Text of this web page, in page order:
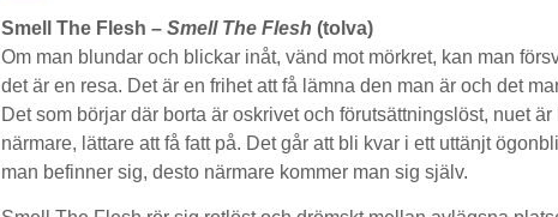
Smell The Flesh – Smell The Flesh (tolva)
Om man blundar och blickar inåt, vänd mot mörkret, kan man
det är en resa. Det är en frihet att få lämna den man är och det
Det som börjar där borta är oskrivet och förutsättningslöst, nuet är
närmare, lättare att få fatt på. Det går att bli kvar i ett uttänjt
man befinner sig, desto närmare kommer man sig själv.